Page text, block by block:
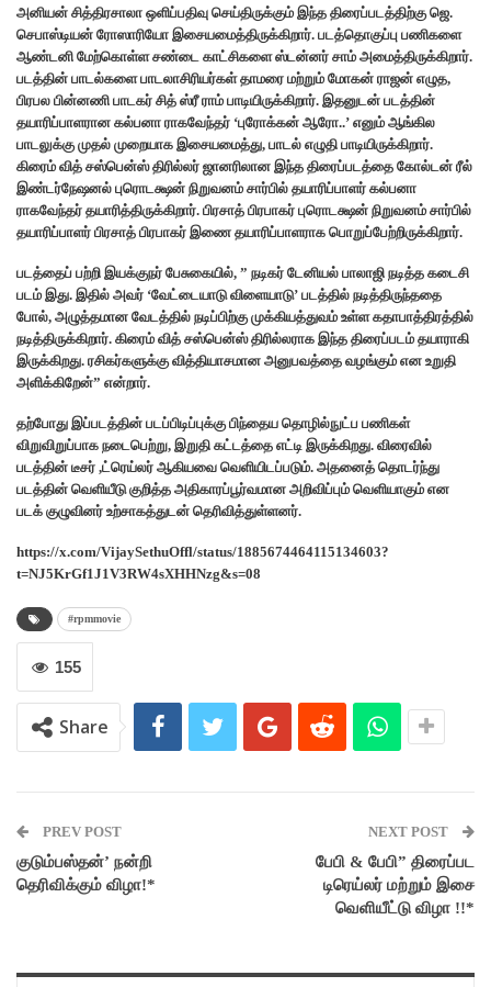
அனியன் சித்திரசாலா ஒளிப்பதிவு செய்திருக்கும் இந்த திரைப்படத்திற்கு ஜெ.
செபாஸ்டியன் ரோஸாரியோ இசையமைத்திருக்கிறார். படத்தொகுப்பு பணிகளை
ஆண்டனி மேற்கொள்ள சண்டை காட்சிகளை ஸ்டன்னர் சாம் அமைத்திருக்கிறார்.
படத்தின் பாடல்களை பாடலாசிரியர்கள் தாமரை மற்றும் மோகன் ராஜன் எழுத,
பிரபல பின்னணி பாடகர் சித் ஸ்ரீ ராம் பாடியிருக்கிறார். இதனுடன் படத்தின்
தயாரிப்பாளரான கல்பனா ராகவேந்தர் ‘புரோக்கன் ஆரோ..’ எனும் ஆங்கில
பாடலுக்கு முதல் முறையாக இசையமைத்து, பாடல் எழுதி பாடியிருக்கிறார்.
கிரைம் வித் சஸ்பென்ஸ் திரில்லர் ஜானரிலான இந்த திரைப்படத்தை கோல்டன் ரீல்
இண்டர்நேஷனல் புரொடக்ஷன் நிறுவனம் சார்பில் தயாரிப்பாளர் கல்பனா
ராகவேந்தர் தயாரித்திருக்கிறார். பிரசாத் பிரபாகர் புரொடக்ஷன் நிறுவனம் சார்பில்
தயாரிப்பாளர் பிரசாத் பிரபாகர் இணை தயாரிப்பாளராக பொறுப்பேற்றிருக்கிறார்.
படத்தைப் பற்றி இயக்குநர் பேசுகையில், ” நடிகர் டேனியல் பாலாஜி நடித்த கடைசி
படம் இது. இதில் அவர் ‘வேட்டையாடு விளையாடு’ படத்தில் நடித்திருந்ததை
போல், அழுத்தமான வேடத்தில் நடிப்பிற்கு முக்கியத்துவம் உள்ள கதாபாத்திரத்தில்
நடித்திருக்கிறார். கிரைம் வித் சஸ்பென்ஸ் திரில்லராக இந்த திரைப்படம் தயாராகி
இருக்கிறது. ரசிகர்களுக்கு வித்தியாசமான அனுபவத்தை வழங்கும் என உறுதி
அளிக்கிறேன்” என்றார்.
தற்போது இப்படத்தின் படப்பிடிப்புக்கு பிந்தைய தொழில்நுட்ப பணிகள்
விறுவிறுப்பாக நடைபெற்று, இறுதி கட்டத்தை எட்டி இருக்கிறது. விரைவில்
படத்தின் டீசர் ,ட்ரெய்லர் ஆகியவை வெளியிடப்படும். அதனைத் தொடர்ந்து
படத்தின் வெளியீடு குறித்த அதிகாரப்பூர்வமான அறிவிப்பும் வெளியாகும் என
படக் குழுவினர் உற்சாகத்துடன் தெரிவித்துள்ளனர்.
https://x.com/VijaySethuOffl/status/1885674464115134603?
t=NJ5KrGf1J1V3RW4sXHHNzg&s=08
#rpmmovie
155
Share
PREV POST
குடும்பஸ்தன்’ நன்றி
தெரிவிக்கும் விழா!*
NEXT POST
பேபி & பேபி” திரைப்பட
டிரெய்லர் மற்றும் இசை
வெளியீட்டு விழா !!*